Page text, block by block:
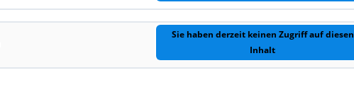
Sie haben derzeit keinen Zugriff auf diesen
Inhalt